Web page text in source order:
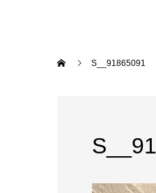
S__91865091